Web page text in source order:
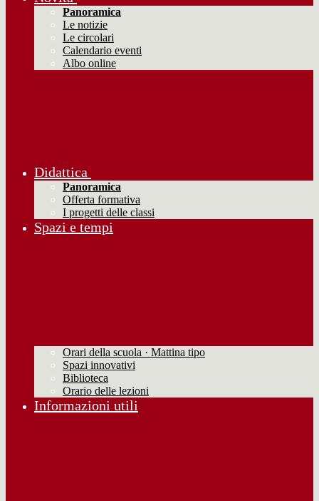
Panoramica
Le notizie
Le circolari
Calendario eventi
Albo online
Didattica
Panoramica
Offerta formativa
I progetti delle classi
Spazi e tempi
Orari della scuola · Mattina tipo
Spazi innovativi
Biblioteca
Orario delle lezioni
Informazioni utili